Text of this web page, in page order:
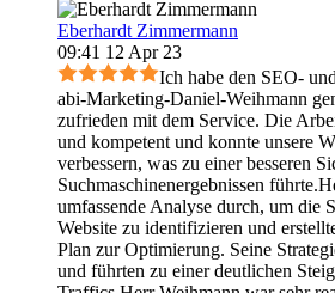
Eberhardt Zimmermann
09:41 12 Apr 23
Ich habe den SEO-
abi-Marketing-Daniel-Weihmann
zufrieden mit dem Service. Die
und kompetent und konnte unsere
verbessern, was zu einer besseren
Suchmaschinenergebnissen
umfassende Analyse durch, um die
Website zu identifizieren und
Plan zur Optimierung. Seine
und führten zu einer deutlichen